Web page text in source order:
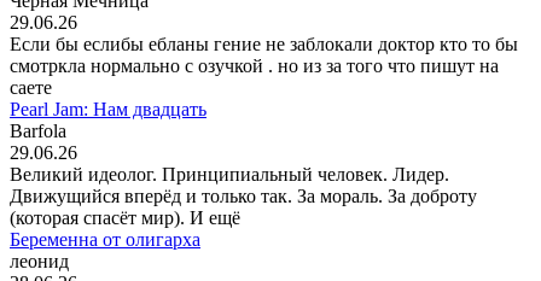
29.06.26
Если бы еслибы ебланы гение не заблокали доктор кто то бы
смотркла нормально с озучкой . но из за того что пишут на
саете
Pearl Jam: Нам двадцать
Barfola
29.06.26
Великий идеолог. Принципиальный человек. Лидер.
Движущийся вперёд и только так. За мораль. За доброту
(которая спасёт мир). И ещё
Беременна от олигарха
леонид